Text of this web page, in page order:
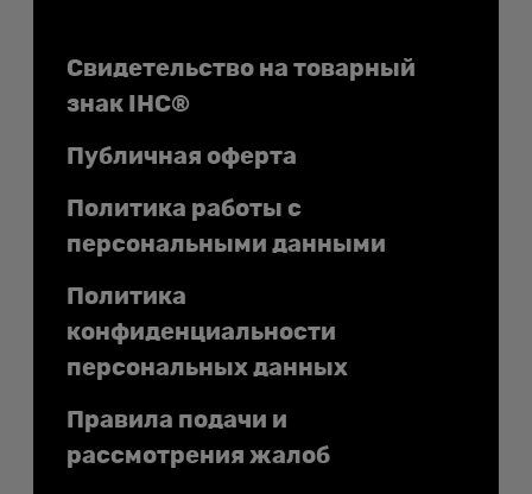
Документы
Свидетельство на товарный
знак IHC®
Публичная оферта
Политика работы с
персональными данными
Политика
конфиденциальности
персональных данных
Правила подачи и
рассмотрения жалоб